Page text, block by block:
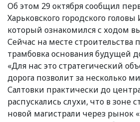
Об этом 29 октября сообщил
Харьковского городского
который ознакомился с ходом
Сейчас на месте строительства
трамбовка основания будущей
«Для нас это стратегический
дорога позволит за несколько
Салтовки практически до
распускались слухи, что в зоне
новой магистрали через рынок